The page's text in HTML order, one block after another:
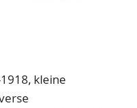
1918, kleine